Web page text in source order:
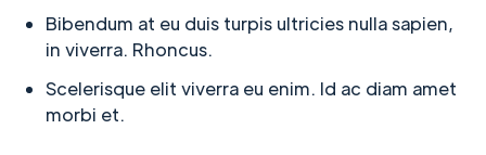
Bibendum at eu duis turpis ultricies nulla sapien,
in viverra. Rhoncus.
Scelerisque elit viverra eu enim. Id ac diam amet
morbi et.